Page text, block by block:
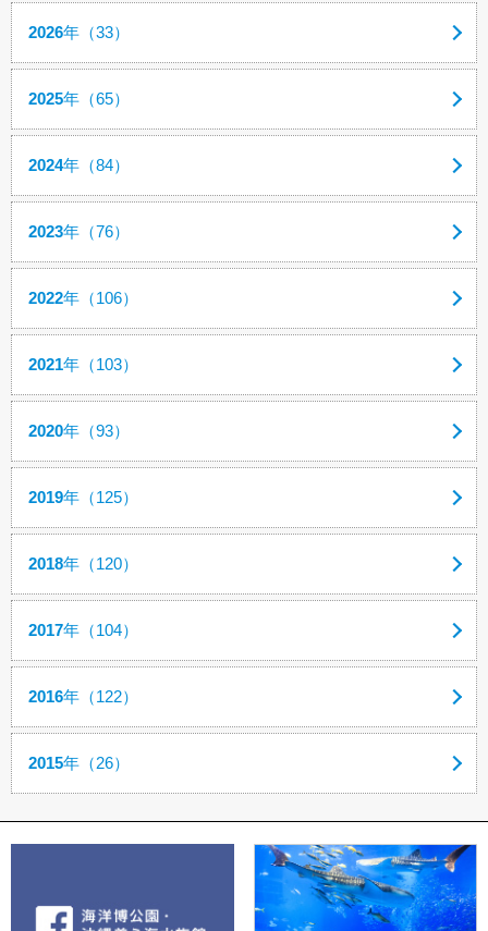
2026年（33）
2025年（65）
2024年（84）
2023年（76）
2022年（106）
2021年（103）
2020年（93）
2019年（125）
2018年（120）
2017年（104）
2016年（122）
2015年（26）